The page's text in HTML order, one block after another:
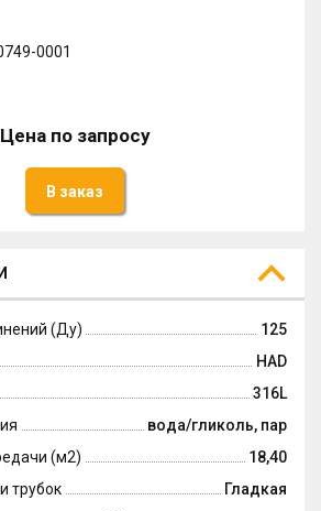
0001
Цена по запросу
В заказ
(Ду)
125
HAD
316L
вода/гликоль, пар
(м2)
18,40
трубок
Гладкая